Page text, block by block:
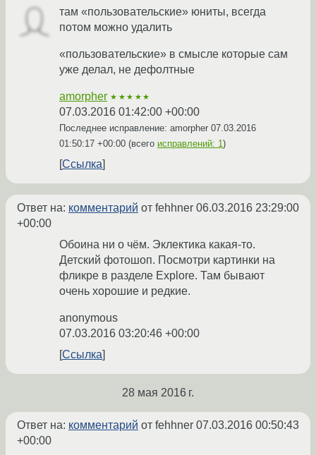
там «пользовательские» юниты, всегда
потом можно удалить
«пользовательские» в смысле которые сам
уже делал, не дефолтные
amorpher ★★★★★
07.03.2016 01:42:00 +00:00
Последнее исправление: amorpher 07.03.2016
01:50:17 +00:00 (всего исправлений: 1)
Ссылка
Ответ на: комментарий от fehhner 06.03.2016 23:29:00
+00:00
Обоина ни о чём. Эклектика какая-то.
Детский фотошоп. Посмотри картинки на
фликре в разделе Explore. Там бывают
очень хорошие и редкие.
anonymous
07.03.2016 03:20:46 +00:00
Ссылка
28 мая 2016 г.
Ответ на: комментарий от fehhner 07.03.2016 00:50:43
+00:00